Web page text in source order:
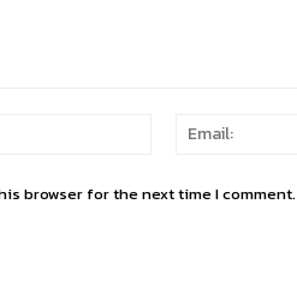
Name:
browser for the next time I comment.